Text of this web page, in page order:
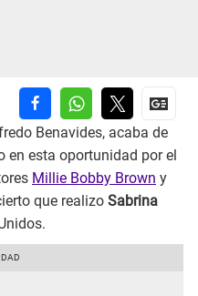
Benavides, acaba de
en esta oportunidad por el
Millie Bobby Brown y
que realizo Sabrina